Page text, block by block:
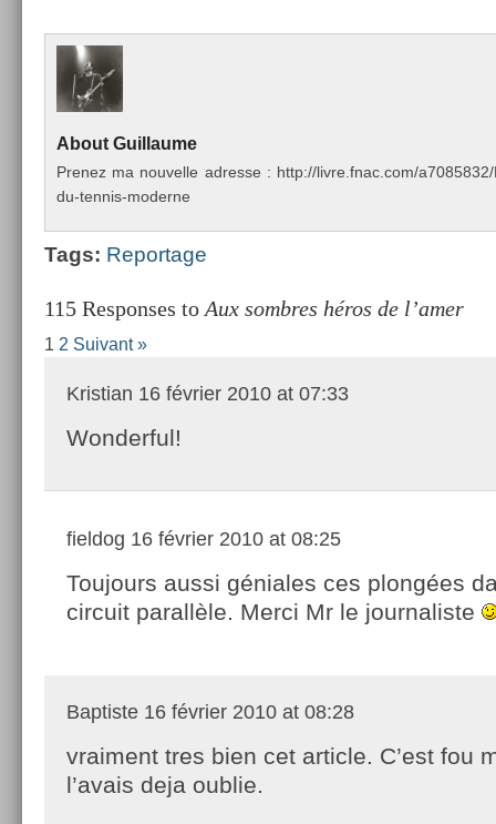
About Guil­laume
Pre­nez ma nouvel­le ad­resse : http://livre.fnac.com/
du-tennis-moderne
Tags: Re­por­tage
115 Responses to Aux sombres héros de l’amer
1 2 Suivant »
Kristian 16 février 2010 at 07:33
Wonderful!
fieldog 16 février 2010 at 08:25
Toujours aussi géniales ces plongées
circuit parallèle. Merci Mr le journaliste
Baptiste 16 février 2010 at 08:28
vraiment tres bien cet article. C’est fou
l’avais deja oublie.